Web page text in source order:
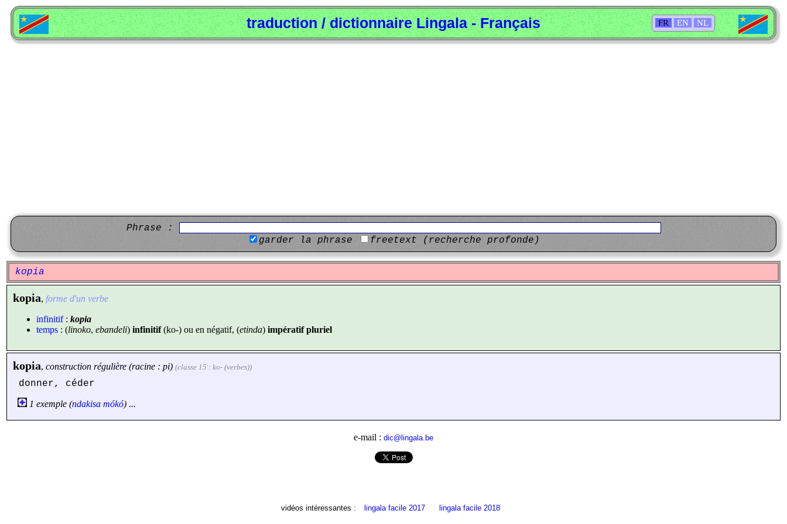
FR EN NL
traduction / dictionnaire Lingala - Français
Phrase :
garder la phrase
freetext (recherche profonde)
kopia
kopia, forme d'un verbe
infinitif: kopia
temps : (linoko, ebandeli) infinitif(ko-) ou en négatif, (etinda) impératif pluriel
kopia, construction régulière (racine : pi) (classe 15 : ko- (verbes))
donner, céder
1 exemple (ndakisa mókó) ...
e-mail : dic@lingala.be
vidéos intéressantes : lingala facile 2017 lingala facile 2018